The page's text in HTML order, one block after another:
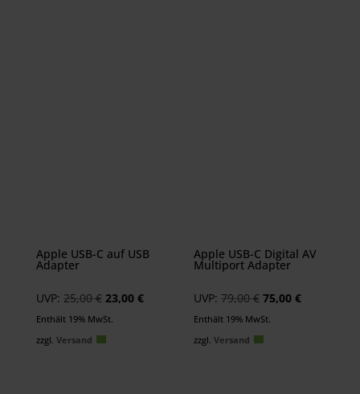
Apple USB-C auf USB
Adapter
UVP: 25,00€ Ursprünglicher
Preis
war:
23,00 €Aktueller
Enthält 19% MwSt.
zzgl. Versand
Apple USB-C Digital AV
Multiport Adapter
UVP: 79,00€ Ursprünglicher
Preis
war:
75,00€Aktueller
Enthält 19% MwSt.
zzgl.Versand